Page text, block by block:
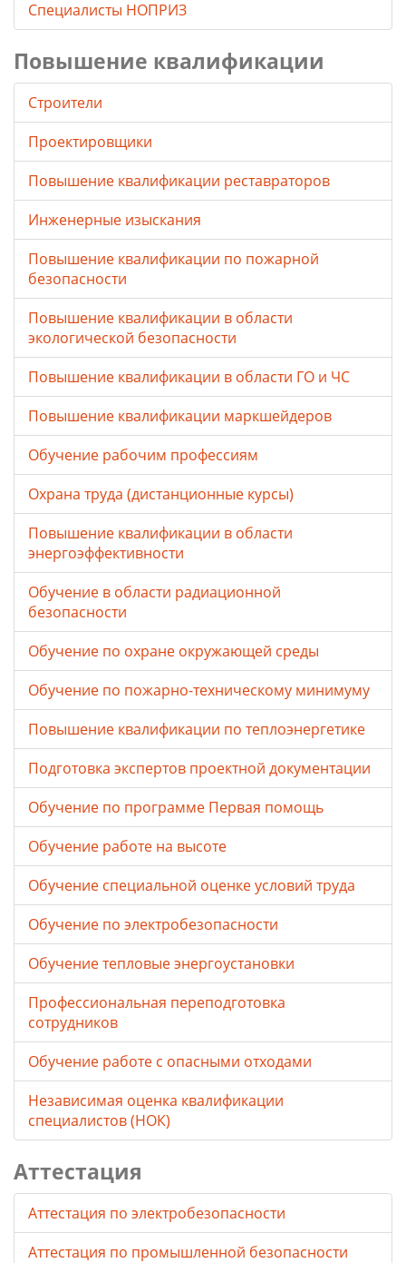
Специалисты НОПРИЗ
Повышение квалификации
Строители
Проектировщики
Повышение квалификации реставраторов
Инженерные изыскания
Повышение квалификации по пожарной
безопасности
Повышение квалификации в области
экологической безопасности
Повышение квалификации в области ГО и ЧС
Повышение квалификации маркшейдеров
Обучение рабочим профессиям
Охрана труда (дистанционные курсы)
Повышение квалификации в области
энергоэффективности
Обучение в области радиационной
безопасности
Обучение по охране окружающей среды
Обучение по пожарно-техническому минимуму
Повышение квалификации по теплоэнергетике
Подготовка экспертов проектной документации
Обучение по программе Первая помощь
Обучение работе на высоте
Обучение специальной оценке условий труда
Обучение по электробезопасности
Обучение тепловые энергоустановки
Профессиональная переподготовка
сотрудников
Обучение работе с опасными отходами
Независимая оценка квалификации
специалистов (НОК)
Аттестация
Аттестация по электробезопасности
Аттестация по промышленной безопасности